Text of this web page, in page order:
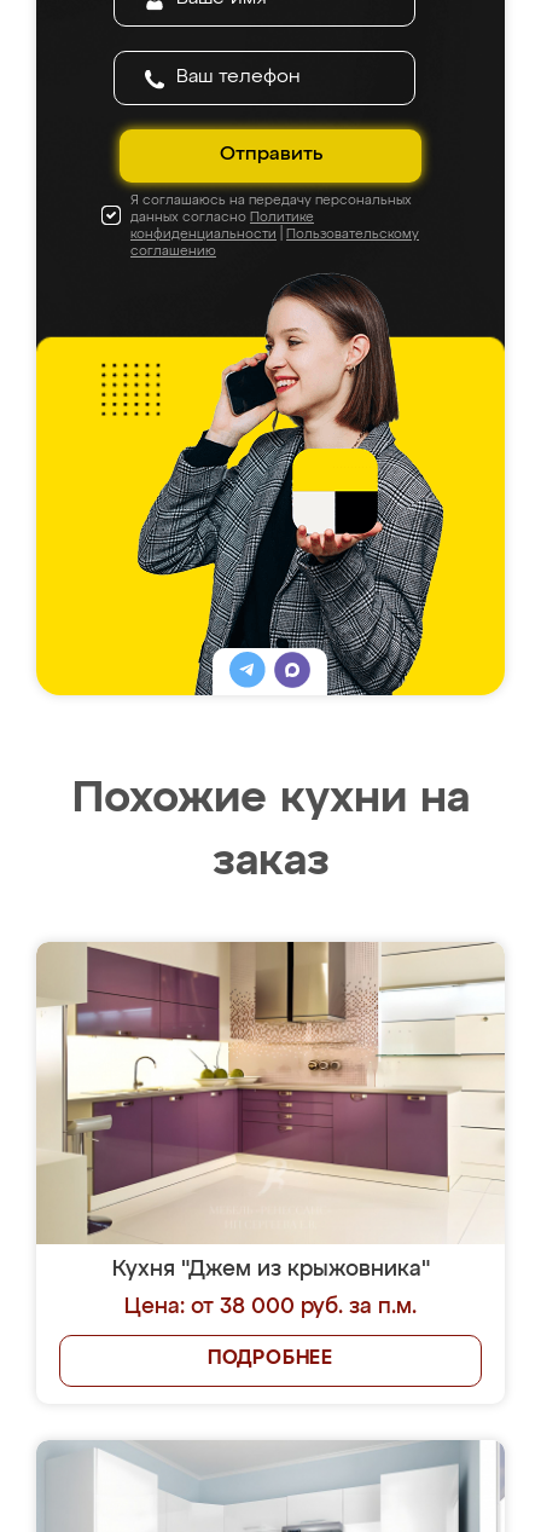
Отправить
Я соглашаюсь на передачу персональных
данных согласно Политике
конфиденциальности
Пользовательскому
соглашению
Похожие кухни на
заказ
Кухня "Джем из крыжовника"
Цена: от 38 000 руб. за п.м.
ПОДРОБНЕЕ